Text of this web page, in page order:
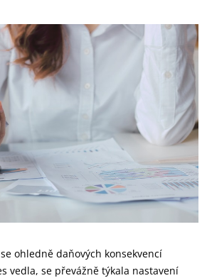
ohledně daňových konsekvencí
vedla, se převážně týkala nastavení